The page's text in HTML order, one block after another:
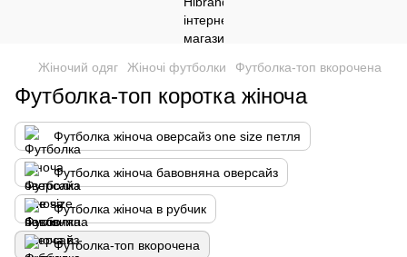
Жіночий одяг Жіночі футболки Футболка-топ вкорочена
Футболка-топ коротка жіноча
Футболка жіноча оверсайз one size петля
Футболка жіноча бавовняна оверсайз
Футболка жіноча в рубчик
Футболка-топ вкорочена